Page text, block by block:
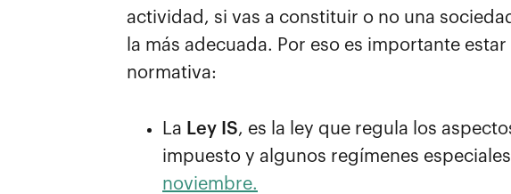
actividad, si vas a constituir o no una
la más adecuada. Por eso es importante
normativa:
La Ley IS, es la ley que regula los
impuesto y algunos regímenes
noviembre.